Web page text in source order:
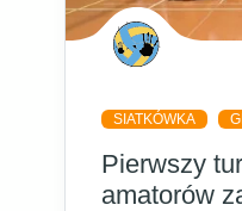
SIATKÓWKA
Pierwszy
amatorów